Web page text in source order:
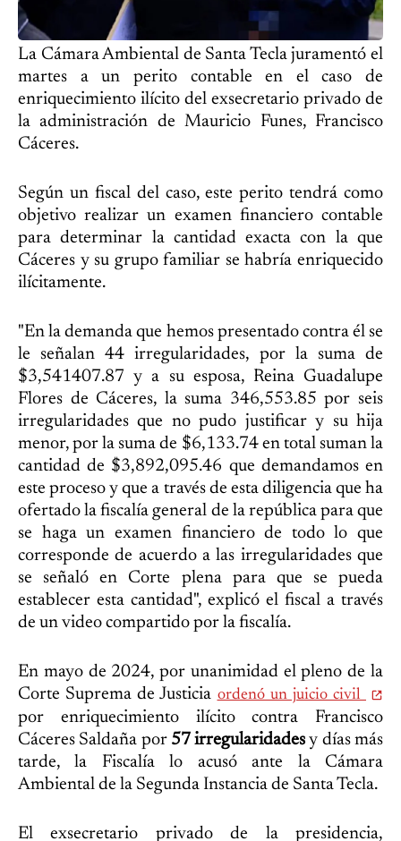
La Cámara Ambiental de Santa Tecla juramentó el
martes a un perito contable en el caso de
enriquecimiento ilícito del exsecretario privado de
la administración de Mauricio Funes, Francisco
Cáceres.
Según un fiscal del caso, este perito tendrá como
objetivo realizar un examen financiero contable
para determinar la cantidad exacta con la que
Cáceres y su grupo familiar se habría enriquecido
ilícitamente.
"En la demanda que hemos presentado contra él se
le señalan 44 irregularidades, por la suma de
$3,541407.87 y a su esposa, Reina Guadalupe
Flores de Cáceres, la suma 346,553.85 por seis
irregularidades que no pudo justificar y su hija
menor, por la suma de $6,133.74 en total suman la
cantidad de $3,892,095.46 que demandamos en
este proceso y que a través de esta diligencia que ha
ofertado la fiscalía general de la república para que
se haga un examen financiero de todo lo que
corresponde de acuerdo a las irregularidades que
se señaló en Corte plena para que se pueda
establecer esta cantidad", explicó el fiscal a través
de un video compartido por la fiscalía.
En mayo de 2024, por unanimidad el pleno de la
Corte Suprema de Justicia ordenó un juicio civil
por enriquecimiento ilícito contra Francisco
Cáceres Saldaña por 57 irregularidades y días más
tarde, la Fiscalía lo acusó ante la Cámara
Ambiental de la Segunda Instancia de Santa Tecla.
El exsecretario privado de la presidencia,